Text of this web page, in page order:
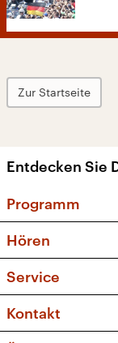
Zur Startseite
Entdecken Sie
Programm
Musikliste
Kakadu –
Hören
Service
FAQ
Apps
Kontakt